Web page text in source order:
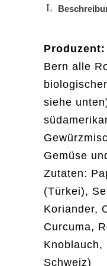
Produzent:
Bern alle
siehe
Gemüse
Zutaten:
(Türkei),
Koriander,
Curcuma,
Knoblauch,
Schweiz)